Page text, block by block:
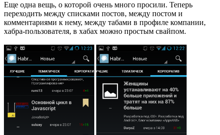
Еще одна вещь, о которой очень много просили. Теперь
переходить между списками постов, между постом и
комментариями к нему, между табами в профиле компании,
хабра-пользователя, в хабах можно простым свайпом.